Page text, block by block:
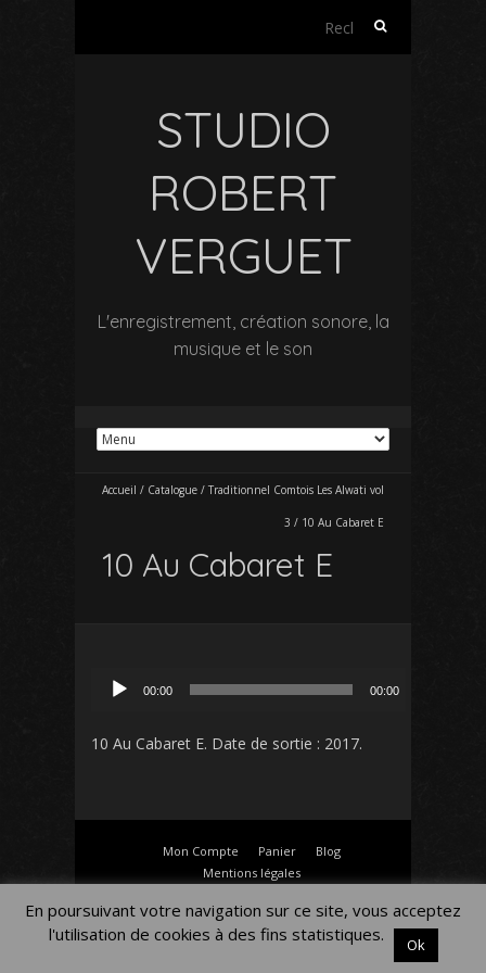
Rechercher :
STUDIO
ROBERT
VERGUET
L'enregistrement, création sonore, la
musique et le son
Accueil / Catalogue / Traditionnel Comtois Les Alwati vol
3 / 10 Au Cabaret E
10 Au Cabaret E
00:00 00:00
10 Au Cabaret E. Date de sortie : 2017.
Mon Compte Panier
Blog
Mentions légales
En poursuivant votre navigation sur ce site, vous acceptez
l'utilisation de cookies à des fins statistiques.
Ok